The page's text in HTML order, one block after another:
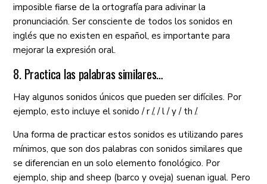
imposible fiarse de la ortografía para adivinar la
pronunciación. Ser consciente de todos los sonidos en
inglés que no existen en español, es importante para
mejorar la expresión oral.
8. Practica las palabras similares…
Hay algunos sonidos únicos que pueden ser difíciles. Por
ejemplo, esto incluye el sonido / r /, / l / y / th /.
Una forma de practicar estos sonidos es utilizando pares
mínimos, que son dos palabras con sonidos similares que
se diferencian en un solo elemento fonológico. Por
ejemplo, ship and sheep (barco y oveja) suenan igual. Pero